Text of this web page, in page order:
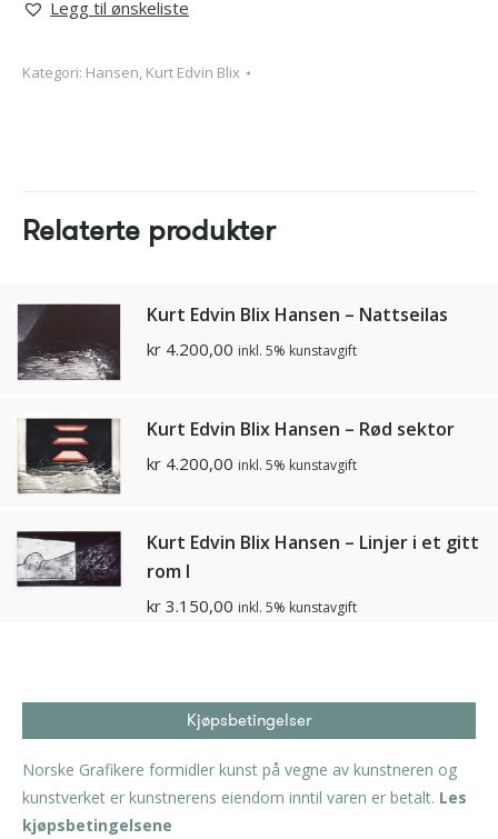
Legg til ønskeliste
Kategori: Hansen, Kurt Edvin Blix
Relaterte produkter
Kurt Edvin Blix Hansen – Nattseilas
kr 4.200,00 inkl. 5% kunstavgift
Kurt Edvin Blix Hansen – Rød sektor
kr 4.200,00 inkl. 5% kunstavgift
Kurt Edvin Blix Hansen – Linjer i et gitt
rom I
kr 3.150,00 inkl. 5% kunstavgift
Kjøpsbetingelser
Norske Grafikere formidler kunst på vegne av kunstneren og
kunstverket er kunstnerens eiendom inntil varen er betalt. Les
kjøpsbetingelsene